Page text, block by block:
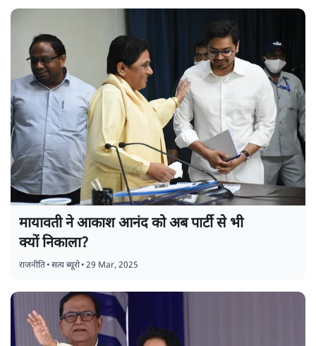
मायावती ने आकाश आनंद को अब पार्टी से भी
क्यों निकाला?
राजनीति•सत्य ब्यूरो•29 Mar, 2025